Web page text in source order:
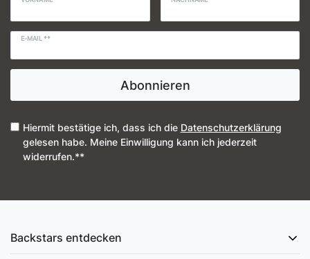
E-MAIL **
Abonnieren
Hiermit bestätige ich, dass ich die Daten­schutz­erklärung
gelesen habe. Meine Einwilligung kann ich jederzeit
widerrufen.**
Backstars entdecken